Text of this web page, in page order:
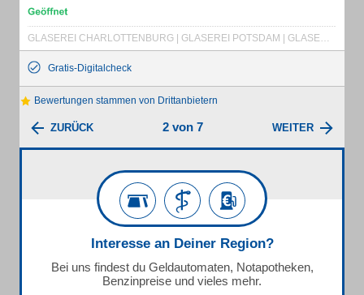
GLASEREI CHARLOTTENBURG | GLASEREI POTSDAM | GLASEREI FALKENSEE | REPARATURVERGLASUNG | SCHAUFENSTERREPARATUR | NOTDIENST | RAHMEN + BILDER | BILDERGLAS | INSEKTENSCHUTZ | DRAHTGLAS | DUSCHABTRENNUNG | DUSCHKABINENVERGLASUNG | FENSTERGLAS | FENSTERVERGLASUNG | GANZGLASANLAGEN | GANZGLASTÜREN | GLASREPARATUR | GLASBAU | GLASBE- UND VERARBEITUNG | GLASBRUCHNOTDIENSTE | GLASDUSCHEN | GLASERMEISTER | GLASDÄCHER | GLASEREI - SPANDAU | GLASEREI GATOW | GLASNOTDIENSTE | GLASREPARATUR | ENERGIESPAREN MIT GLAS
Gratis-Digitalcheck
Bewertungen stammen von Drittanbietern
ZURÜCK 2 von 7 WEITER
Interesse an Deiner Region?
Bei uns findest du Geldautomaten, Notapotheken,
Benzinpreise und vieles mehr.